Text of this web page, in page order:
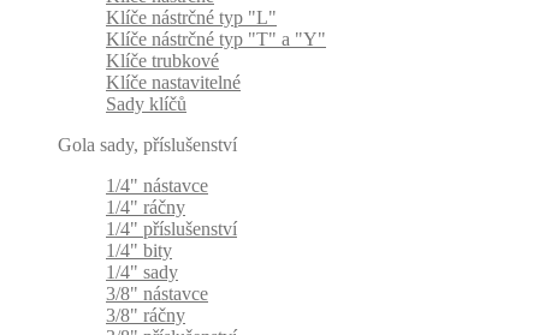
Klíče nástrčné typ "L"
Klíče nástrčné typ "T" a "Y"
Klíče trubkové
Klíče nastavitelné
Sady klíčů
Gola sady, příslušenství
1/4" nástavce
1/4" ráčny
1/4" příslušenství
1/4" bity
1/4" sady
3/8" nástavce
3/8" ráčny